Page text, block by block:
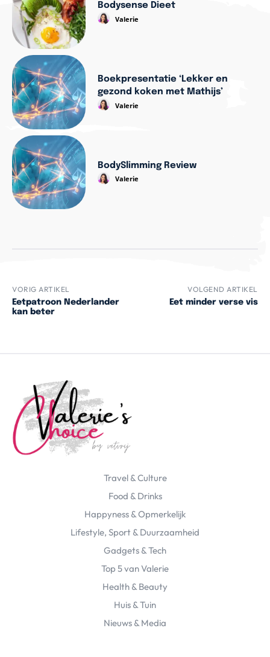
Bodysense Dieet
Valerie
Boekpresentatie ‘Lekker en
gezond koken met Mathijs’
Valerie
BodySlimming Review
Valerie
VORIG ARTIKEL
Eetpatroon Nederlander
kan beter
VOLGEND ARTIKEL
Eet minder verse vis
Travel & Culture
Food & Drinks
Happyness & Opmerkelijk
Lifestyle, Sport & Duurzaamheid
Gadgets & Tech
Top 5 van Valerie
Health & Beauty
Huis & Tuin
Nieuws & Media